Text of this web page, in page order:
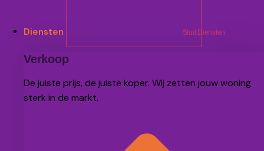
Diensten Sluit Diensten
Verkoop
De juiste prijs, de juiste koper. Wij zetten jouw woning
sterk in de markt.